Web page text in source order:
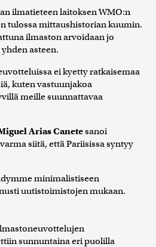
ilmatieteen laitoksen WMO:n
tulossa mittaushistorian kuumin.
ilmaston arvoidaan jo
asteen.
ei kyetty ratkaisemaa
kuten vastuunjakoa
meille suunnattavaa
Arias Canetesanoi
siitä, että Pariisissa syntyy
minimalistiseen
uutistoimistojen mukaan.
sunnuntaina eri puolilla